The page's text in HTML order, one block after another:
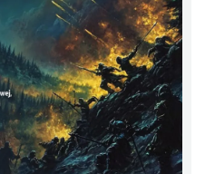
dla dzieci - owady i
2026-08-22